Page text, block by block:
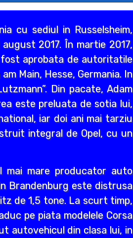
cu sediul in Russelsheim,
2017. În martie 2017,
fost aprobata de autoritatile
Main, Hesse, Germania. In
Din pacate, Adam
este preluata de sotia lui,
iar doi ani mai tarziu
integral de Opel, cu un
mai mare producator auto
Brandenburg este distrusa
de 1,5 tone. La scurt timp,
pe piata modelele Corsa
autovehicul din clasa lui, in